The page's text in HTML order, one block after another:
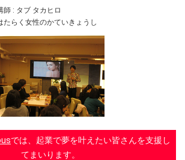
師 : タブ タカヒロ
たらく女性のかていきょうし
では、起業で夢を叶えたい皆さんを支援し
てまいります。